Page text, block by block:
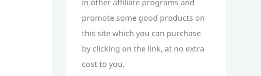
in other affiliate programs and
promote some good products on
this site which you can purchase
by clicking on the link, at no extra
cost to you.